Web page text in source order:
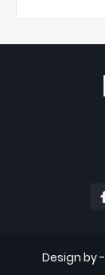
Design by -